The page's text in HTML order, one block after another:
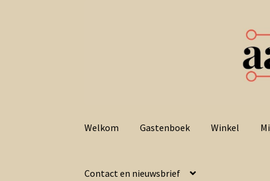
door
naar
Welkom Gastenboek Winkel
Contact en nieuwsbrief